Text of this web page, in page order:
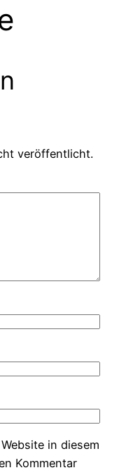
veröffentlicht.
in diesem
Kommentar